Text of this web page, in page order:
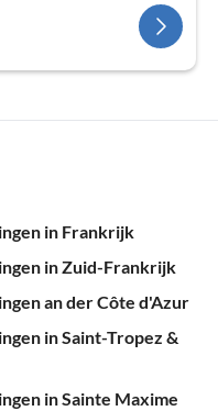
in Frankrijk
in Zuid-Frankrijk
an der Côte d'Azur
in Saint-Tropez &
in Sainte Maxime